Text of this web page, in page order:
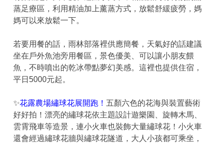
蒸足療區，利用精油加上薰蒸方式，放鬆舒緩疲勞，媽
媽可以來放鬆一下。
若要用餐的話，雨林部落裡供應簡餐，天氣好的話建議
坐在戶外魚池旁用餐區，景色優美、可以讓小朋友餵
魚，不時噴出的乾冰帶點夢幻美感。這裡也提供住宿，
平日5000元起。
✨花露農場繡球花展開跑！ 五顏六色的花海與裝置藝術
好好拍！漂亮的繡球花依主題設計遊樂園、旋轉木馬、
雲霄飛車等造景，連小火車也裝飾大量繡球花！小火車
還會經過繡球花牆與繡球花隧道，大人小孩都可乘坐，